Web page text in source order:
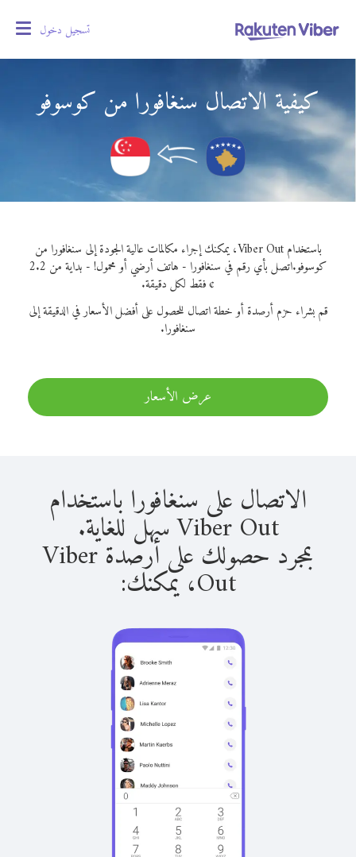
تسجيل دخول
كيفية الاتصال سنغافورا من كوسوفو
باستخدام Viber Out، يمكنك إجراء مكالمات عالية الجودة إلى سنغافورا من
كوسوفو.
اتصل بأي رقم في سنغافورا - هاتف أرضي أو محمول! - بداية من 2.2
¢ فقط لكل دقيقة.
قم بشراء حزم أرصدة أو خطة اتصال للحصول على أفضل الأسعار في الدقيقة إلى
سنغافورا.
عرض الأسعار
الاتصال على سنغافورا باستخدام
Viber Out سهل للغاية.
بمجرد حصولك على أرصدة Viber
Out، يمكنك: